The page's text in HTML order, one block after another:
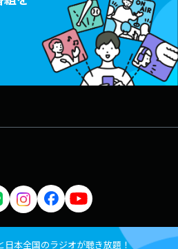
日本全国のラジオが聴き放題！